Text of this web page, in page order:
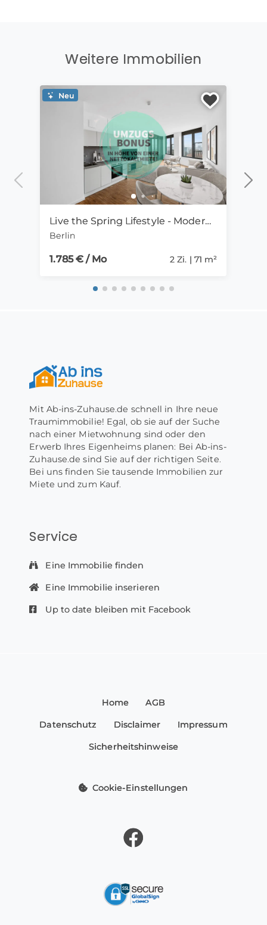
Weitere Immobilien
Live the Spring Lifestyle - Modernes 2-Zimmer-Apartment mit Loggia im Herzen Berlins
Berlin
1.785 € / Mo 2 Zi. | 71 m²
Neu
Mit Ab-ins-Zuhause.de schnell in Ihre neue
Traumimmobilie! Egal, ob sie auf der Suche
nach einer Mietwohnung sind oder den
Erwerb Ihres Eigenheims planen: Bei Ab-ins-
Zuhause.de sind Sie auf der richtigen Seite.
Bei uns finden Sie tausende Immobilien zur
Miete und zum Kauf.
Service
Eine Immobilie finden
Eine Immobilie inserieren
Up to date bleiben mit Facebook
Home AGB
Datenschutz Disclaimer Impressum
Sicherheitshinweise
Cookie-Einstellungen